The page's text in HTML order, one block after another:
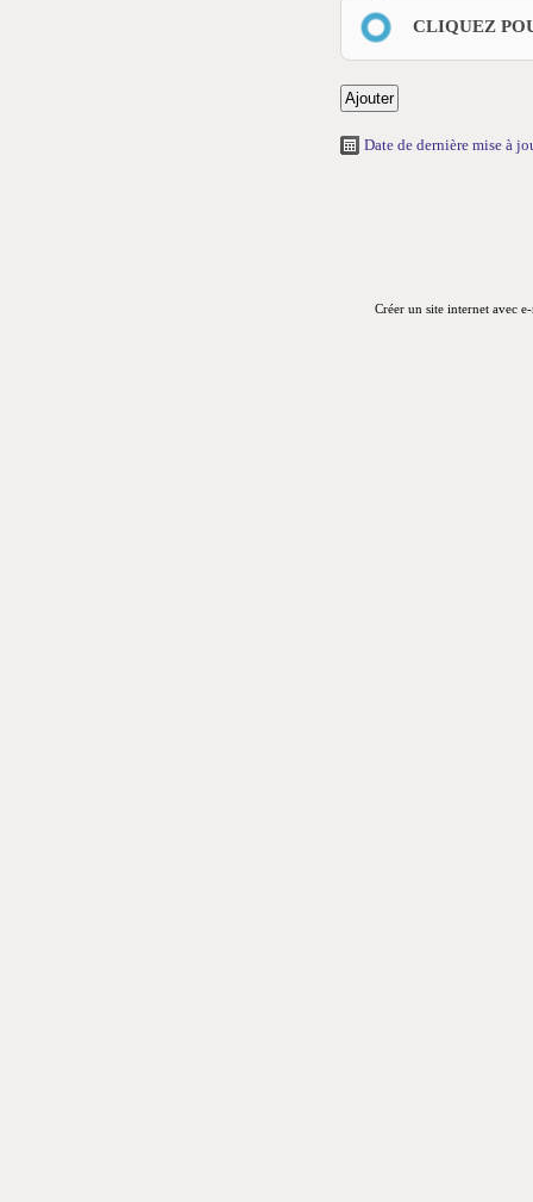
CLIQUEZ
Date de dernière mise à
Créer un site internet avec